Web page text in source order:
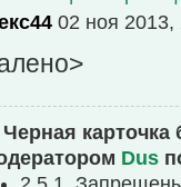
02 ноя 2013,
Черная карточка
Dus